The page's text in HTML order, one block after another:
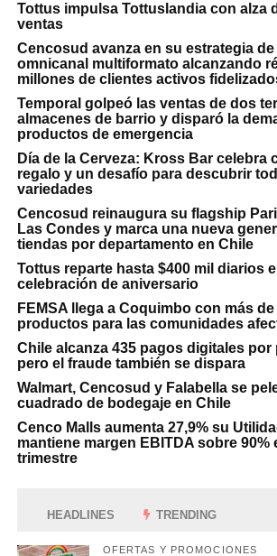
Tottus impulsa Tottuslandia con alza
ventas
Cencosud avanza en su estrategia
omnicanal multiformato alcanzando
millones de clientes activos
Temporal golpeó las ventas de dos
almacenes de barrio y disparó la
productos de emergencia
Día de la Cerveza: Kross Bar celebra
regalo y un desafío para descubrir
variedades
Cencosud reinaugura su flagship
Las Condes y marca una nueva
tiendas por departamento en Chile
Tottus reparte hasta $400 mil diarios
celebración de aniversario
FEMSA llega a Coquimbo con más de
productos para las comunidades
Chile alcanza 435 pagos digitales por
pero el fraude también se dispara
Walmart, Cencosud y Falabella se
cuadrado de bodegaje en Chile
Cenco Malls aumenta 27,9% su
mantiene margen EBITDA sobre 90%
trimestre
HEADLINES TRENDING
OFERTAS Y PROMOCIONES